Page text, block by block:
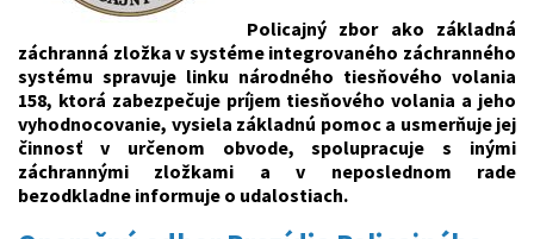
Policajný zbor ako základná
záchranná zložka v systéme integrovaného záchranného
systému spravuje linku národného tiesňového volania
158, ktorá zabezpečuje príjem tiesňového volania a jeho
vyhodnocovanie, vysiela základnú pomoc a usmerňuje jej
činnosť v určenom obvode, spolupracuje s inými
záchrannými zložkami a v neposlednom rade
bezodkladne informuje o udalostiach.